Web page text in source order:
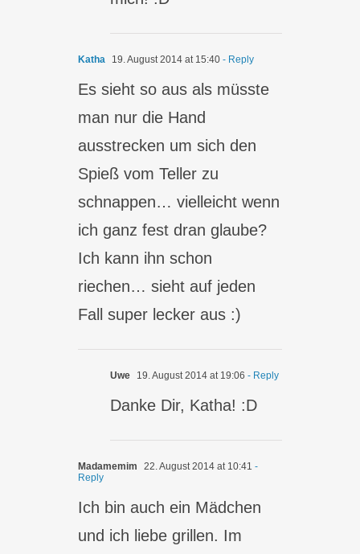
Katha 19. August 2014 at 15:40 - Reply
Es sieht so aus als müsste
man nur die Hand
ausstrecken um sich den
Spieß vom Teller zu
schnappen… vielleicht wenn
ich ganz fest dran glaube?
Ich kann ihn schon
riechen… sieht auf jeden
Fall super lecker aus :)
Uwe 19. August 2014 at 19:06 - Reply
Danke Dir, Katha! :D
Madamemim 22. August 2014 at 10:41 -
Reply
Ich bin auch ein Mädchen
und ich liebe grillen. Im